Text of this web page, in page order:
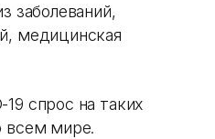
заболеваний,
медицинская
спрос на таких
всем мире.